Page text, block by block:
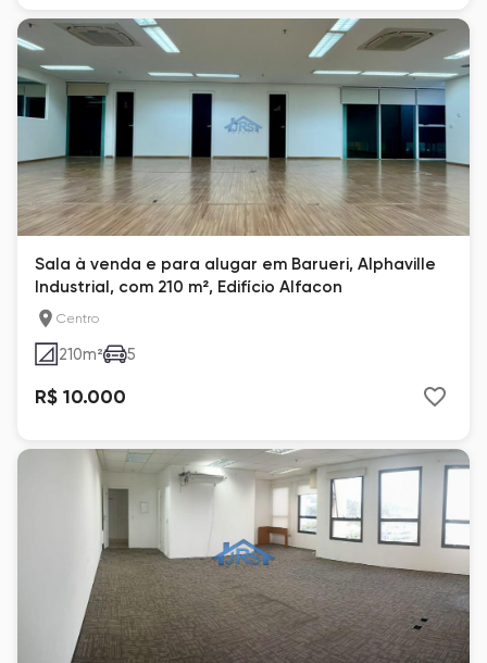
Sala à venda e para alugar em Barueri, Alphaville
Industrial, com 210 m², Edifício Alfacon
Centro
210m² 5
R$ 10.000